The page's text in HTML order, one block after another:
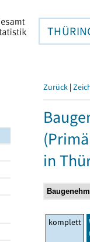
Zurück |
in
komplett